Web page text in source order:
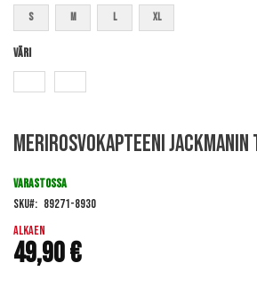
S M L XL
Väri
to
beginning
the
images
gallery
Merirosvokapteeni
Alkaen
49,90 €
VARASTOSSA
SKU
89271-8930